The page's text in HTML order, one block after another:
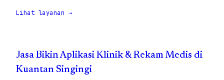
Lihat layanan →
Jasa Bikin Aplikasi Klinik & Rekam Medis di
Kuantan Singingi